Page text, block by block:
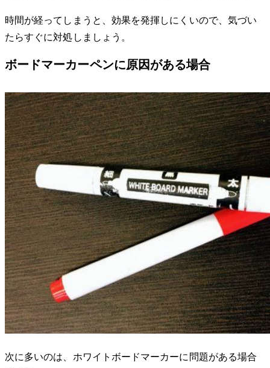
時間が経ってしまうと、効果を発揮しにくいので、気づい
たらすぐに対処しましょう。
ボードマーカーペンに原因がある場合
次に多いのは、ホワイトボードマーカーに問題がある場合